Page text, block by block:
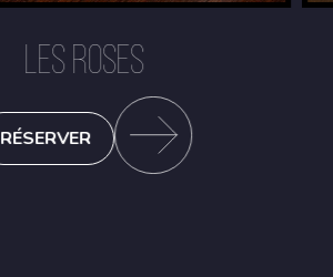
LES ROSES
RÉSERVER